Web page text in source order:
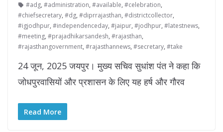
#adg, #administration, #available, #celebration,
#chiefsecretary, #dg, #diprrajasthan, #districtcollector,
#igjodhpur, #independenceday, #jaipur, #jodhpur, #latestnews,
#meeting, #prajadhikarsandesh, #rajasthan,
#rajasthangovernment, #rajasthannews, #secretary, #take
24 जून, 2025 जयपुर। मुख्य सचिव सुधांश पंत ने कहा कि
जोधपुरवासियों और प्रशासन के लिए यह हर्ष और गौरव
Read More